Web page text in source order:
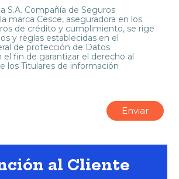
S.A. Compañía de Seguros
marca Cesce, aseguradora en los
de crédito y cumplimiento, se rige
y reglas establecidas en el
de protección de Datos
el fin de garantizar el derecho al
los Titulares de información
S.A. Compañía de Seguros
Enviar
al Cliente